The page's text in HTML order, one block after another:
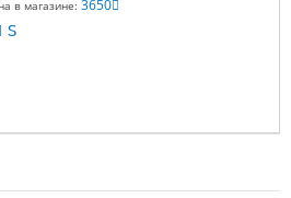
в магазине: 3650
S